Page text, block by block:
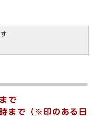
で
まで（※印のある日